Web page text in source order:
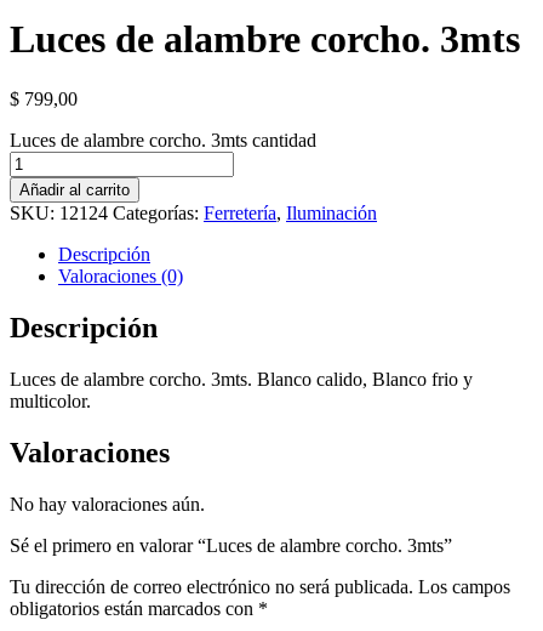
Luces de alambre corcho. 3mts
$ 799,00
Luces de alambre corcho. 3mts cantidad
Añadir al carrito
SKU: 12124 Categorías: Ferretería, Iluminación
Descripción
Valoraciones (0)
Descripción
Luces de alambre corcho. 3mts. Blanco calido, Blanco frio y
multicolor.
Valoraciones
No hay valoraciones aún.
Sé el primero en valorar “Luces de alambre corcho. 3mts”
Tu dirección de correo electrónico no será publicada. Los campos
obligatorios están marcados con *